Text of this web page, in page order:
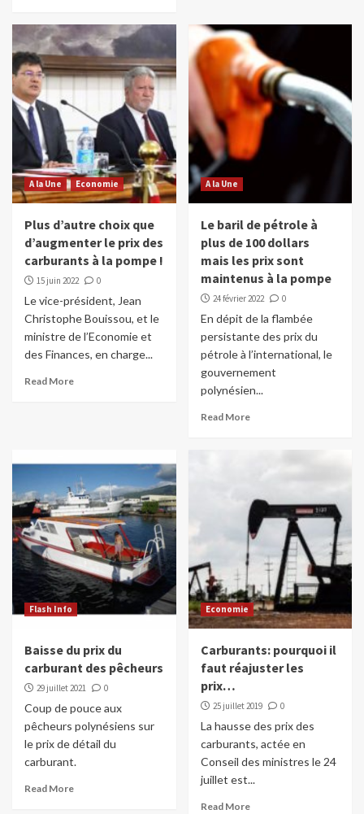
A la Une Economie
Plus d’autre choix que
d’augmenter le prix des
carburants à la pompe !
15 juin 2022 0
Le vice-président, Jean
Christophe Bouissou, et le
ministre de l’Economie et
des Finances, en charge...
Read More
A la Une
Le baril de pétrole à
plus de 100 dollars
mais les prix sont
maintenus à la pompe
24 février 2022 0
En dépit de la flambée
persistante des prix du
pétrole à l’international, le
gouvernement
polynésien...
Read More
Flash Info
Baisse du prix du
carburant des pêcheurs
29 juillet 2021 0
Coup de pouce aux
pêcheurs polynésiens sur
le prix de détail du
carburant.
Read More
Economie
Carburants: pourquoi il
faut réajuster les
prix…
25 juillet 2019 0
La hausse des prix des
carburants, actée en
Conseil des ministres le 24
juillet est...
Read More